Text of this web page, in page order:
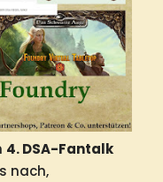
4. DSA-Fantalk
nach,